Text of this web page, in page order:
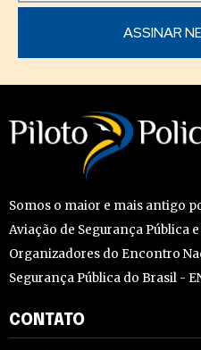
Somos o maior e mais antigo
Aviação de Segurança Pública
Organizadores do Encontro
Segurança Pública do Brasil -
CONTATO